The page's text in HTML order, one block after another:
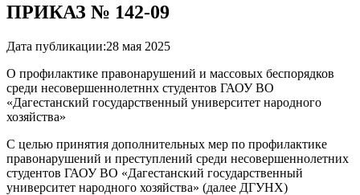
ПРИКАЗ № 142-09
Дата публикации:28 мая 2025
О профилактике правонарушений и массовых беспорядков
среди несовершеннолетннх студентов ГАОУ ВО
«Дагестанский государственный университет народного
хозяйства»
С целью принятия дополнительных мер по профилактике
правонарушений и преступлений среди несовершеннолетних
студентов ГАОУ ВО «Дагестанский государственный
университет народного хозяйства» (далее ДГУНХ)